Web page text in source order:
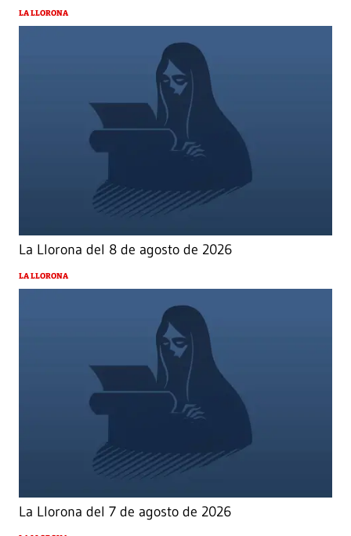
LA LLORONA
La Llorona del 8 de agosto de 2026
LA LLORONA
La Llorona del 7 de agosto de 2026